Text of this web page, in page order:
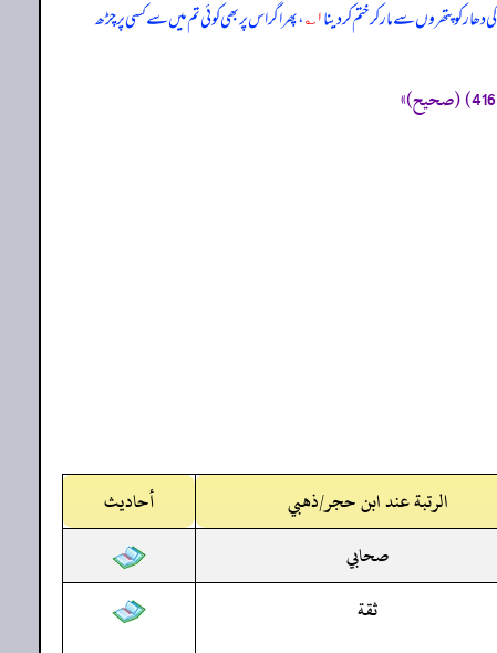
کو پتھروں سے مار کر ختم کر دینا۱؎ ، پھر اگر اس پر بھی کوئی تم میں سے کسی پر چڑھ
الرتبة عند ابن حجر/ذهبي
أحاديث
صحابي
ثقة